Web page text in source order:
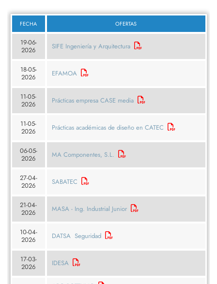
FECHA OFERTAS
19-06-
2026
SIFE Ingeniería y Arquitectura
18-05-
2026
EFAMOA
11-05-
2026
Prácticas empresa CASE media
11-05-
2026
Prácticas académicas de diseño en CATEC
06-05-
2026
MA Componentes, S.L.
27-04-
2026
SABATEC
21-04-
2026
MASA - Ing. Industrial Junior
10-04-
2026
DATSA Seguridad
17-03-
2026
IDESA